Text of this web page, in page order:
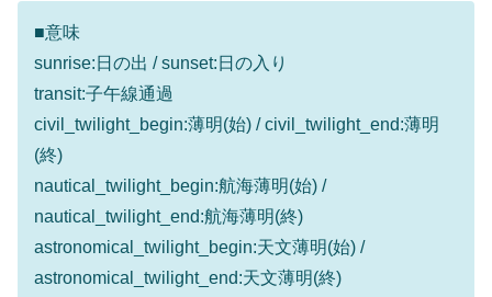
■意味
sunrise:日の出 / sunset:日の入り
transit:子午線通過
civil_twilight_begin:薄明(始) / civil_twilight_end:薄明
(終)
nautical_twilight_begin:航海薄明(始) /
nautical_twilight_end:航海薄明(終)
astronomical_twilight_begin:天文薄明(始) /
astronomical_twilight_end:天文薄明(終)